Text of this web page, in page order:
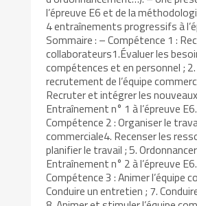
l’épreuve E6 et de la
4 entraînements progressifs à
Sommaire : – Compétence 1 :
collaborateurs1.Évaluer les
compétences et en personnel ;
recrutement de l’équipe
Recruter et intégrer les
Entraînement n° 1 à l’épreuve
Compétence 2 : Organiser le
commerciale4. Recenser les
planifier le travail ; 5.
Entraînement n° 2 à l’épreuve
Compétence 3 : Animer l’équipe
Conduire un entretien ; 7.